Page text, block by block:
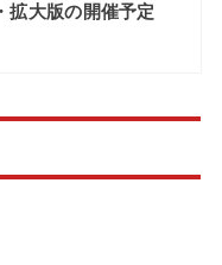
拡大版の開催予定